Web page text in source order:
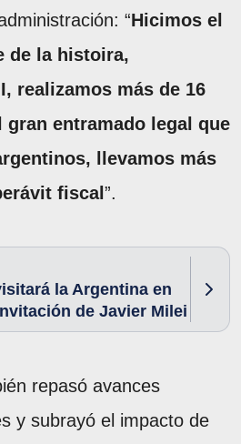
“Hicimos el
de la histoira,
realizamos más de 16
entramado legal que
llevamos más
fiscal ”.
la Argentina en
de Javier Milei
repasó avances
y subrayó el impacto de